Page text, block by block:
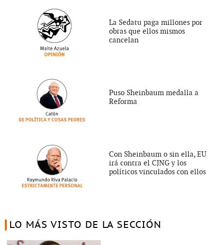
La Sedatu paga millones por
obras que ellos mismos
cancelan
Puso Sheinbaum medalla a
Reforma
Con Sheinbaum o sin ella, EU
irá contra el CJNG y los
políticos vinculados con ellos
LO MÁS VISTO DE LA SECCIÓN